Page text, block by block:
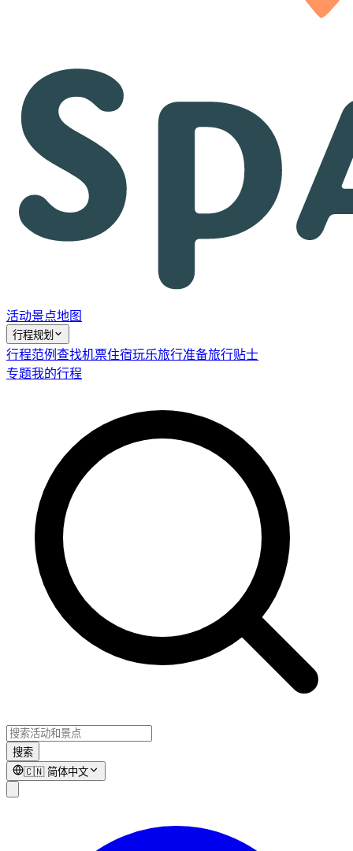
活动景点地图
行程规划
行程范例 查找机票住宿玩乐旅行准备旅行贴士
专题我的行程
搜索
🇨🇳 简体中文